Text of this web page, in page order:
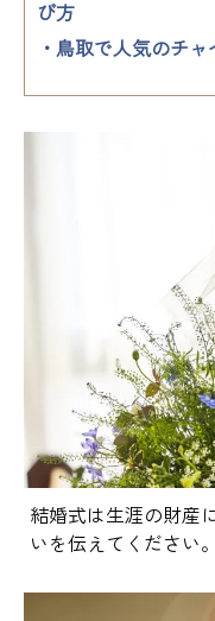
び方
・鳥取で人気のチ
結婚式は生涯の財産
いを伝えてください。